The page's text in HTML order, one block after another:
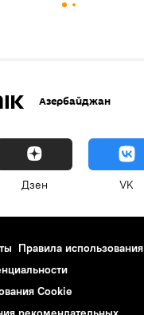
Азербайджан
Дзен VK
Правила использования
Cookie